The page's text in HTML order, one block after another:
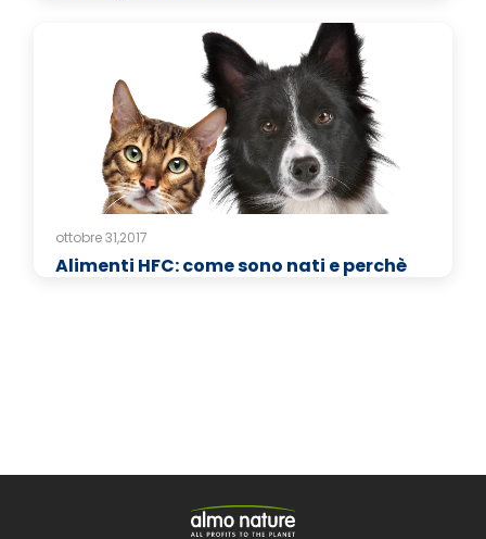
ottobre 31,2017
Alimenti HFC: come sono nati e perchè